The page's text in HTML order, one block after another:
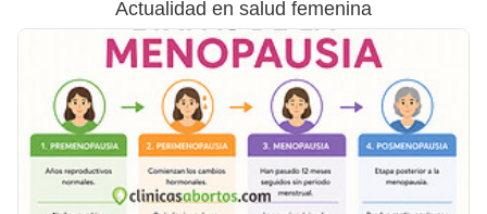
Actualidad en salud femenina